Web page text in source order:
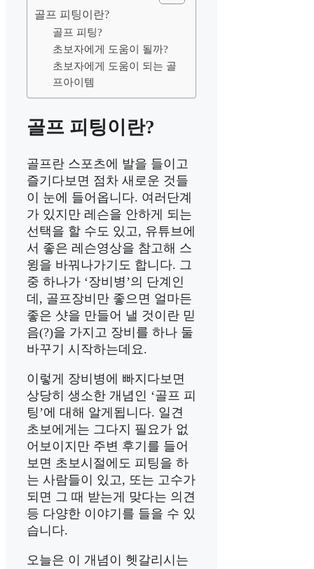
골프 피팅이란?
골프 피팅?
초보자에게 도움이 될까?
초보자에게 도움이 되는 골
프아이템
골프 피팅이란?
골프란 스포츠에 발을 들이고
즐기다보면 점차 새로운 것들
이 눈에 들어옵니다. 여러단계
가 있지만 레슨을 안하게 되는
선택을 할 수도 있고, 유튜브에
서 좋은 레슨영상을 참고해 스
윙을 바꿔나가기도 합니다. 그
중 하나가 ‘장비병’의 단계인
데, 골프장비만 좋으면 얼마든
좋은 샷을 만들어 낼 것이란 믿
음(?)을 가지고 장비를 하나 둘
바꾸기 시작하는데요.
이렇게 장비병에 빠지다보면
상당히 생소한 개념인 ‘골프 피
팅’에 대해 알게됩니다. 일견
초보에게는 그다지 필요가 없
어보이지만 주변 후기를 들어
보면 초보시절에도 피팅을 하
는 사람들이 있고, 또는 고수가
되면 그 때 받는게 맞다는 의견
등 다양한 이야기를 들을 수 있
습니다.
오늘은 이 개념이 헷갈리시는